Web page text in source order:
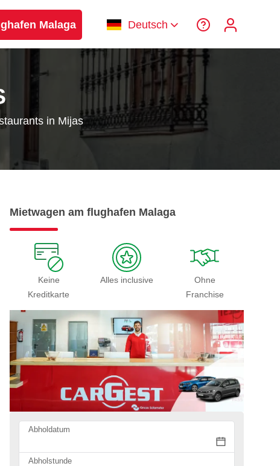
Malaga Deutsch
in Mijas
Mietwagen am flughafen Malaga
Keine
Kreditkarte
Alles inclusive
Ohne
Franchise
Abholdatum
Abholstunde